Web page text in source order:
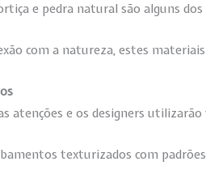
e pedra natural são alguns
com a natureza, estes
atenções e os designers
texturizados com